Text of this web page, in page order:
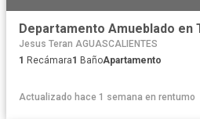
Jesus Teran AGUASCALIENTES
1 Recámara1 BañoApartamento
Actualizado hace 1 semana en rentumo